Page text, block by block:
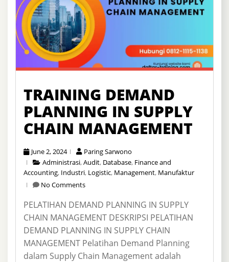
TRAINING DEMAND
PLANNING IN SUPPLY
CHAIN MANAGEMENT
June 2, 2024
Paring Sarwono
Administrasi,Audit, Database, Finance and
Accounting, Industri, Logistic, Management, Manufaktur
No Comments
PELATIHAN DEMAND PLANNING IN SUPPLY
CHAIN MANAGEMENT DESKRIPSI PELATIHAN
DEMAND PLANNING IN SUPPLY CHAIN
MANAGEMENT Pelatihan Demand Planning
dalam Supply Chain Management adalah